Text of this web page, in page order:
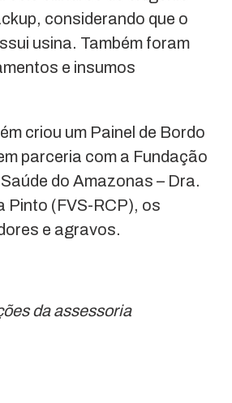
considerando que o
usina. Também foram
e insumos
criou um Painel de Bordo
parceria com a Fundação
do Amazonas – Dra.
Pinto (FVS-RCP), os
e agravos.
da assessoria